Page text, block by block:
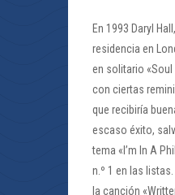
En 1993 Daryl
residencia en
en solitario «Soul
con ciertas
que recibiría
escaso éxito,
tema «I’m In A
n.º 1 en las
la canción